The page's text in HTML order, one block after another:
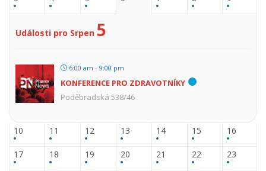
Události pro Srpen 5
6:00 am - 9:00 pm
KONFERENCE PRO ZDRAVOTNÍKY
Poděbradská 538/46
10 11 12 13 14 15 16
17 18 19 20 21 22 23